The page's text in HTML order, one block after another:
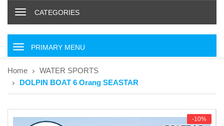
CATEGORIES
P
r
a
r
Home
WATER SPORTS
DOLPIN BOAT 6 Orang SEASTAR
-10%